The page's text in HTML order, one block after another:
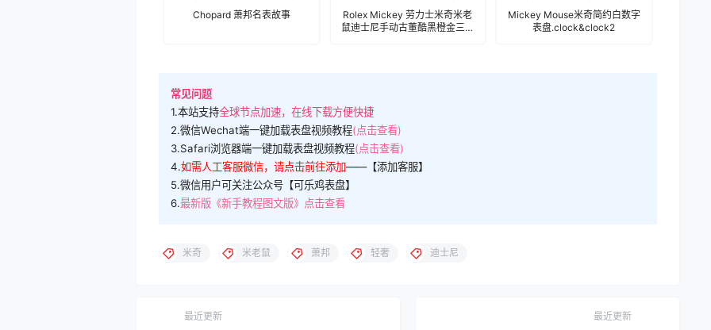
Chopard 萧邦名表故事
Rolex Mickey 劳力士米奇米老
鼠迪士尼手动古董酷黑橙金三盘
Mickey Mouse米奇简约白数字
表盘.clock&clock2
常见问题
1.本站支持全球节点加速，在线下载方便快捷
2.微信Wechat端一键加载表盘视频教程(点击查看)
3.Safari浏览器端一键加载表盘视频教程(点击查看)
4.如需人工客服微信，请点击前往添加——【添加客服】
5.微信用户可关注公众号【可乐鸡表盘】
6.最新版《新手教程图文版》点击查看
米奇 米老鼠 萧邦 轻奢 迪士尼
最近更新 最近更新